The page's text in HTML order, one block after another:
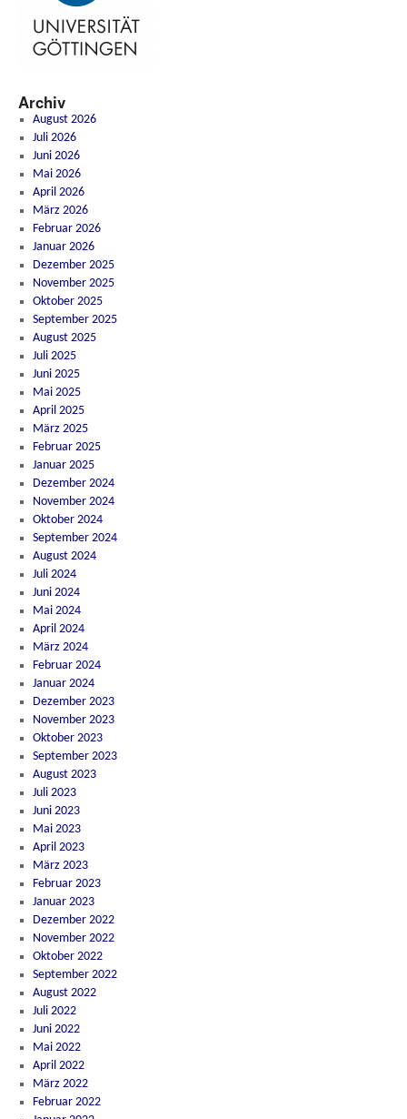
Archiv
August 2026
Juli 2026
Juni 2026
Mai 2026
April 2026
März 2026
Februar 2026
Januar 2026
Dezember 2025
November 2025
Oktober 2025
September 2025
August 2025
Juli 2025
Juni 2025
Mai 2025
April 2025
März 2025
Februar 2025
Januar 2025
Dezember 2024
November 2024
Oktober 2024
September 2024
August 2024
Juli 2024
Juni 2024
Mai 2024
April 2024
März 2024
Februar 2024
Januar 2024
Dezember 2023
November 2023
Oktober 2023
September 2023
August 2023
Juli 2023
Juni 2023
Mai 2023
April 2023
März 2023
Februar 2023
Januar 2023
Dezember 2022
November 2022
Oktober 2022
September 2022
August 2022
Juli 2022
Juni 2022
Mai 2022
April 2022
März 2022
Februar 2022